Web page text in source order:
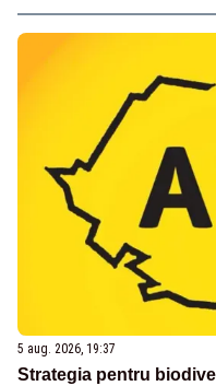
5 aug. 2026, 19:37
Strategia pentru